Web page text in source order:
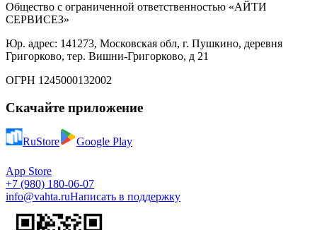
Общество с ограниченной ответственностью «АЙТИ
СЕРВИСЕЗ»
Юр. адрес: 141273, Московская обл, г. Пушкино, деревня
Григорково, тер. Вишни-Григорково, д 21
ОГРН 1245000132002
Скачайте приложение
RuStore Google Play
App Store
+7 (980) 180-06-07
info@vahta.ruНаписать в поддержку